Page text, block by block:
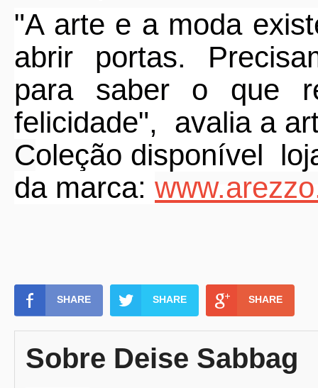
"A arte e a moda
abrir portas.
para saber o que
felicidade",
avalia a
Coleção disponível
da marca:
SHARE SHARE SHARE
Sobre Deise Sabbag